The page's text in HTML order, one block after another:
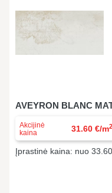
AVEYRON BLANC
Akcijinė
kaina
31.60 €/m2
Įprastinė kaina: nuo